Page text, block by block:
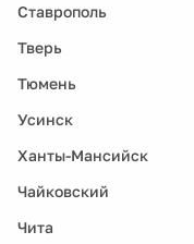
Ставрополь
Тверь
Тюмень
Усинск
Ханты-Мансийск
Чайковский
Чита